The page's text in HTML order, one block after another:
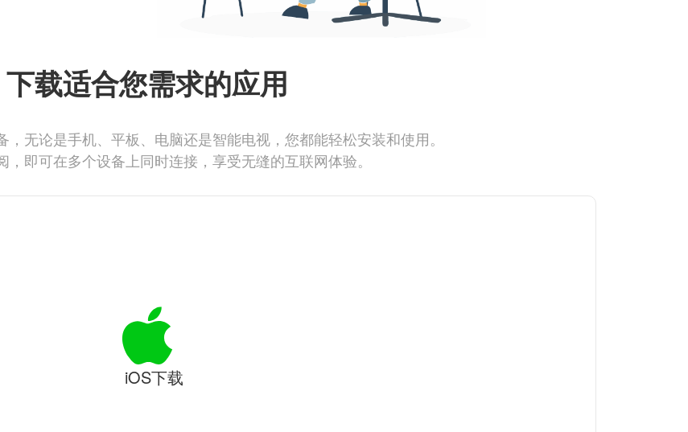
下载适合您需求的应用
，无论是手机、平板、电脑还是智能电视，您都能轻松安装和使用。
，即可在多个设备上同时连接，享受无缝的互联网体验。
iOS下载